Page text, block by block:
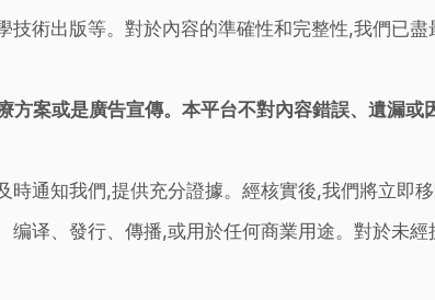
術出版等。對於內容的準確性和完整性,我們已
案或是廣告宣傳。本平台不對內容錯誤、遺漏或
通知我們,提供充分證據。經核實後,我們將立即移
译、發行、傳播,或用於任何商業用途。對於未